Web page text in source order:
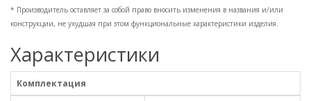
* Производитель оставляет за собой право вносить изменения в названия и/или
конструкции, не ухудшая при этом функциональные характеристики изделия.
Характеристики
Комплектация